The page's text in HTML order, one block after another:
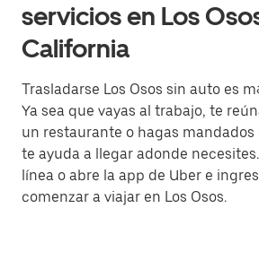
servicios en Los
California
Trasladarse Los Osos sin auto es
Ya sea que vayas al trabajo, te
un restaurante o hagas mandados
te ayuda a llegar adonde
línea o abre la app de Uber e
comenzar a viajar en Los Osos.